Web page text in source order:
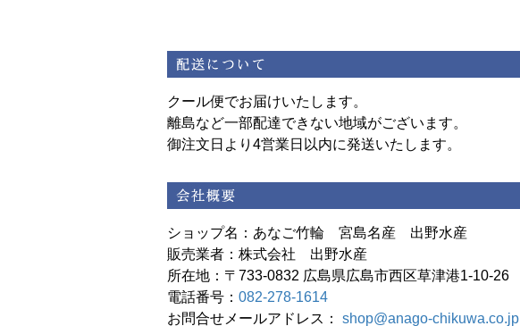
クール便でお届けいたします。
離島など一部配達できない地域がございます。
御注文日より4営業日以内に発送いたします。
ショップ名：あなご竹輪 宮島名産 出野水産
販売業者：株式会社 出野水産
所在地：〒733-0832 広島県広島市西区草津港1-10-26
電話番号： 082-278-1614
お問合せメールアドレス： shop@anago-chikuwa.co.jp